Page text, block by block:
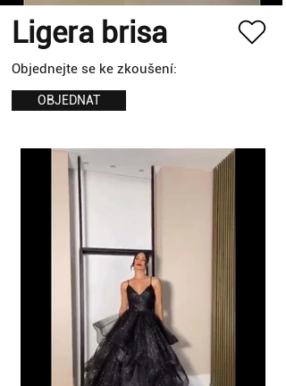
Ligera brisa
Objednejte se ke zkoušení:
OBJEDNAT